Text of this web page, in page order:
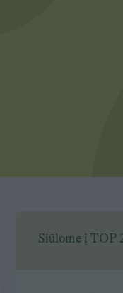
Siūlome į TOP